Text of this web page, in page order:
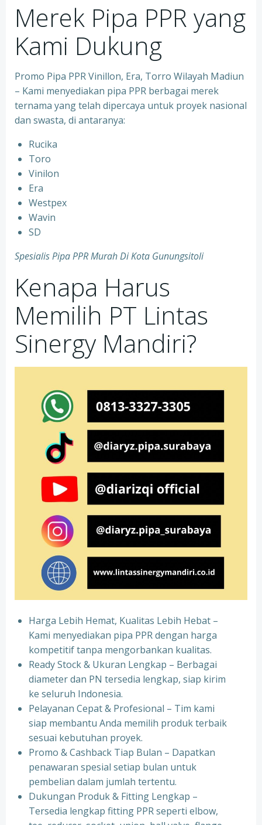
Merek Pipa PPR yang
Kami Dukung
Promo Pipa PPR Vinillon, Era, Torro Wilayah Madiun
– Kami menyediakan pipa PPR berbagai merek
ternama yang telah dipercaya untuk proyek nasional
dan swasta, di antaranya:
Rucika
⁠Toro
⁠Vinilon
⁠Era
⁠Westpex
⁠Wavin
⁠SD
Spesialis Pipa PPR Murah Di Kota Gunungsitoli
Kenapa Harus
Memilih PT Lintas
Sinergy Mandiri?
Harga Lebih Hemat, Kualitas Lebih Hebat –
Kami menyediakan pipa PPR dengan harga
kompetitif tanpa mengorbankan kualitas.
⁠Ready Stock & Ukuran Lengkap – Berbagai
diameter dan PN tersedia lengkap, siap kirim
ke seluruh Indonesia.
⁠Pelayanan Cepat & Profesional – Tim kami
siap membantu Anda memilih produk terbaik
sesuai kebutuhan proyek.
⁠Promo & Cashback Tiap Bulan – Dapatkan
penawaran spesial setiap bulan untuk
pembelian dalam jumlah tertentu.
⁠Dukungan Produk & Fitting Lengkap –
Tersedia lengkap fitting PPR seperti elbow,